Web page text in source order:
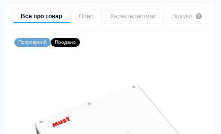
Все про товар Опис Характеристики Відгуки 0
Популярний Продано